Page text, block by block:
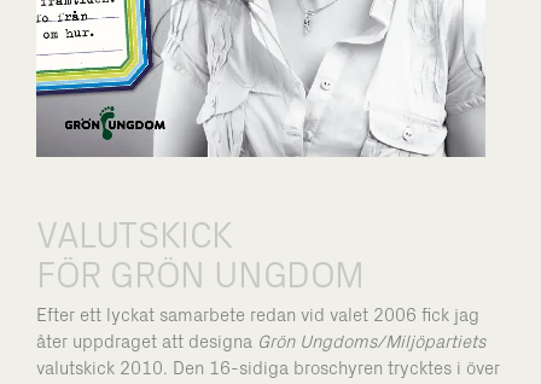
VALUTSKICK
FÖR GRÖN UNGDOM
Efter ett lyckat samarbete redan vid valet 2006 fick jag
åter uppdraget att designa Grön Ungdoms/Miljöpartiets
valutskick 2010. Den 16-sidiga broschyren trycktes i över